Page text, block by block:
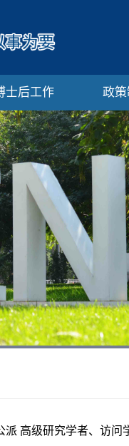
士后工作 政
派 高级研究学者、访问